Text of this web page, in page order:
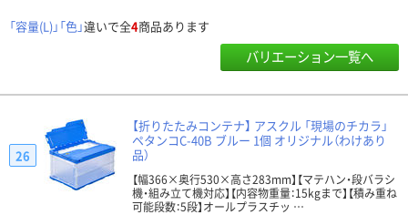
「容量(L)」「色」違いで全4商品あります
バリエーション一覧へ
【折りたたみコンテナ】 アスクル 「現場のチカラ」
ペタンコC-40B ブルー 1個 オリジナル（わけあり
品）
【幅366×奥行530×高さ283mm】【マテハン・段バラシ
機・組み立て機対応】【内容物重量：15kgまで】【積み重ね
可能段数：5段】オールプラスチッ …
26